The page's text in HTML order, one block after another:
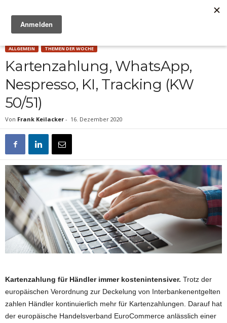
ALLGEMEIN THEMEN DER WOCHE
Kartenzahlung, WhatsApp,
Nespresso, KI, Tracking (KW
50/51)
Von Frank Keilacker - 16. Dezember 2020
Kartenzahlung für Händler immer kostenintensiver. Trotz der
europäischen Verordnung zur Deckelung von Interbankenentgelten
zahlen Händler kontinuierlich mehr für Kartenzahlungen. Darauf hat
der europäische Handelsverband EuroCommerce anlässlich einer